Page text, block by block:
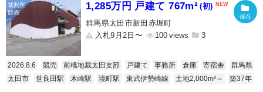
1,285万円 戸建て 767m² (初)
群馬県太田市新田赤堀町
入札9月2日〜
100 3
2026.8.6 競売 前橋地裁太田支部 戸建て 事務所 倉庫 寄宿舎
群馬県
太田市
世良田駅 木崎駅 境町駅 東武伊勢崎線 土地2,000m²～ 築37年